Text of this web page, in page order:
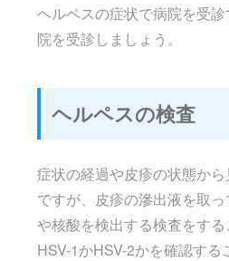
ヘルペスの症状で病院を受
院を受診しましょう。
ヘルペスの検査
症状の経過や皮疹の状態か
ですが、皮疹の滲出液を取
や核酸を検出する検査をす
HSV-1かHSV-2かを確認する